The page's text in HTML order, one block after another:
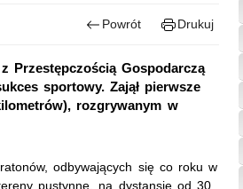
Powrót Drukuj
Przestępczością Gospodarczą
sportowy. Zajął pierwsze
rozgrywanym w
odbywających się co roku w
pustynne, na dystansie od 30